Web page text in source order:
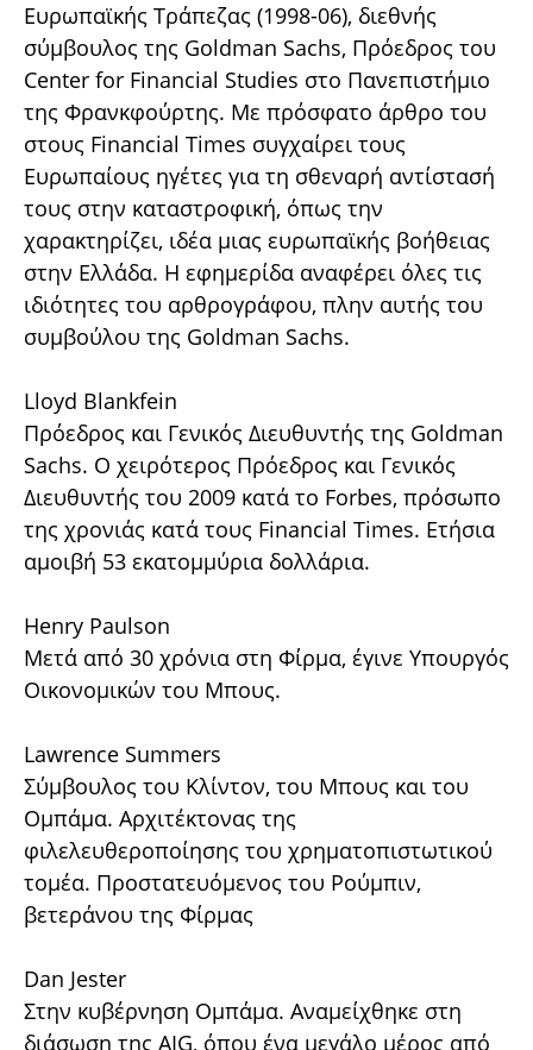
Ευρωπαϊκής Τράπεζας (1998-06), διεθνής
σύμβουλος της Goldman Sachs, Πρόεδρος του
Center for Financial Studies στο Πανεπιστήμιο
της Φρανκφούρτης. Με πρόσφατο άρθρο του
στους Financial Times συγχαίρει τους
Ευρωπαίους ηγέτες για τη σθεναρή αντίστασή
τους στην καταστροφική, όπως την
χαρακτηρίζει, ιδέα μιας ευρωπαϊκής βοήθειας
στην Ελλάδα. Η εφημερίδα αναφέρει όλες τις
ιδιότητες του αρθρογράφου, πλην αυτής του
συμβούλου της Goldman Sachs.
Lloyd Blankfein
Πρόεδρος και Γενικός Διευθυντής της Goldman
Sachs. Ο χειρότερος Πρόεδρος και Γενικός
Διευθυντής του 2009 κατά το Forbes, πρόσωπο
της χρονιάς κατά τους Financial Times. Ετήσια
αμοιβή 53 εκατομμύρια δολλάρια.
Henry Paulson
Μετά από 30 χρόνια στη Φίρμα, έγινε Υπουργός
Οικονομικών του Μπους.
Lawrence Summers
Σύμβουλος του Κλίντον, του Μπους και του
Ομπάμα. Αρχιτέκτονας της
φιλελευθεροποίησης του χρηματοπιστωτικού
τομέα. Προστατευόμενος του Ρούμπιν,
βετεράνου της Φίρμας
Dan Jester
Στην κυβέρνηση Ομπάμα. Αναμείχθηκε στη
διάσωση της ΑΙG, όπου ένα μεγάλο μέρος από